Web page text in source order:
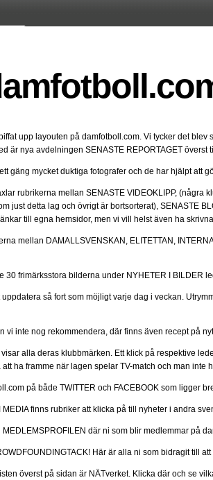
upp layouten på damfotboll.com. Vi tycker det blev
är nya avdelningen SENASTE REPORTAGET
gäng mycket duktiga fotografer och de har hjälpt att
rubrikerna mellan SENASTE VIDEOKLIPP,
just detta lag och övrigt är bortsorterat), SENASTE
till egna hemsidor, men vi vill helst även ha
mellan DAMALLSVENSKAN, ELITETTAN,
30 frimärksstora bilderna under NYHETER I BILDER
uppdatera så fort som möjligt varje dag i veckan.
vi inte nog rekommendera, där finns även recept på
alla deras klubbmärken. Ett klick på respektive
ha framme när lagen spelar TV-match och man
på både TWITTER och FACEBOOK som ligger
MEDIA finns rubriker att klicka på till nyheter i andra
där ni som blir medlemmar på
Här är alla ni som bidragit till
överst på sidan är NÄTverket. Klicka där och se